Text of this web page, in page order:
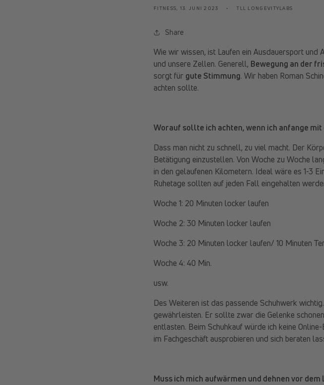
FITNESS, 13. JUNI 2023 TLL LONGEVITYLABS
Share
Wie wir wissen, ist Laufen ein Ausdauersport
und unsere Zellen. Generell, Bewegung an der
sorgt für gute Stimmung. Wir haben Roman
achten sollte.
Worauf sollte ich achten, wenn ich anfange
Dass man nicht zu schnell, zu viel macht. Der
Betätigung einzustellen. Von Woche zu Woche
in den gelaufenen Kilometern. Ideal wäre es 1-3
Ruhetage sollten auf jeden Fall eingehalten
Woche 1: 20 Minuten locker laufen
Woche 2: 30 Minuten locker laufen
Woche 3: 20 Minuten locker laufen/ 10 Minuten
Woche 4: 40 Min.
usw.
Des Weiteren ist das passende Schuhwerk
gewährleisten. Er sollte zwar die Gelenke
entlasten. Beim Schuhkauf würde ich keine
im Fachgeschäft ausprobieren und sich beraten
Muss ich mich aufwärmen und dehnen vor dem